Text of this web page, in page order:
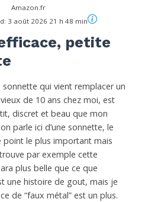
Amazon.fr
3 août 2026 21 h 48 min
petite
qui vient remplacer un
de 10 ans chez moi, est
discret et beau que mon
parle ici d’une sonnette, le
point le plus important mais
par exemple cette
plus belle que ce que
une histoire de gout, mais je
de “faux métal” est un plus.